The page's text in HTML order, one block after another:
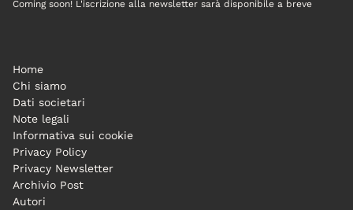
Coming soon! L'iscrizione alla newsletter sarà disponibile a breve
Home
Chi siamo
Dati societari
Note legali
Informativa sui cookie
Privacy Policy
Privacy Newsletter
Archivio Post
Autori